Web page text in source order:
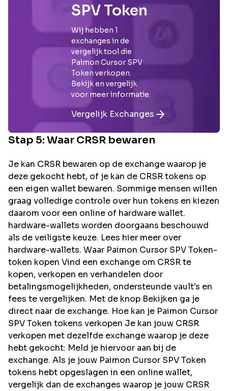
SPV Token
Wij hebben 1
exchanges in de
vergelijk tool die
Paimon Cursor SPV
Token verkopen.
Bekijk en vergelijk
voor meer informatie.
Vergelijk Exchanges
Stap 5: Waar CRSR bewaren
Je kan CRSR bewaren op de exchange waarop je
deze gekocht hebt, of je kan de CRSR tokens op
een eigen wallet bewaren. Sommige mensen willen
graag volledige controle over hun tokens en kiezen
daarom voor een online of hardware wallet.
hardware-wallets worden doorgaans beschouwd
als de veiligste keuze. Lees hier meer over
hardware-wallets. Waar Paimon Cursor SPV Token-
token kopen Vind een exchange om CRSR te
kopen, verkopen en verhandelen door
betalingsmogelijkheden, ondersteunde vault's en
fees te vergelijken. Met de knop Bekijken ga je
direct naar de exchange. Hoe kan je Paimon Cursor
SPV Token tokens verkopen Je kan jouw CRSR
verkopen met dezelfde exchange waarop je deze
hebt gekocht: Meld je hiervoor aan bij de
exchange. Als je jouw Paimon Cursor SPV Token
tokens hebt opgeslagen in een online wallet,
vergelijk dan de exchanges waarop je jouw CRSR